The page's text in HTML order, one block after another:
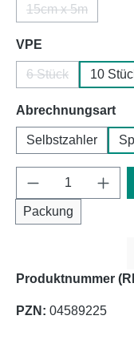
15cm x 5m
(Diese Option
VPE
6 Stück
(Diese Option
10
Abrechnungsart
Selbstzahler
Produkt
Packung
Produktnummer
PZN: 04589225